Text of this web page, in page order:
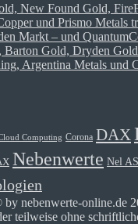
New Found Gold,
und Prismo Metals
Markt – und
Gold, Dryden
Argentina Metals und
Computing Corona DAX
Nebenwerte Nel
nebenwerte-online.de
teilweise ohne